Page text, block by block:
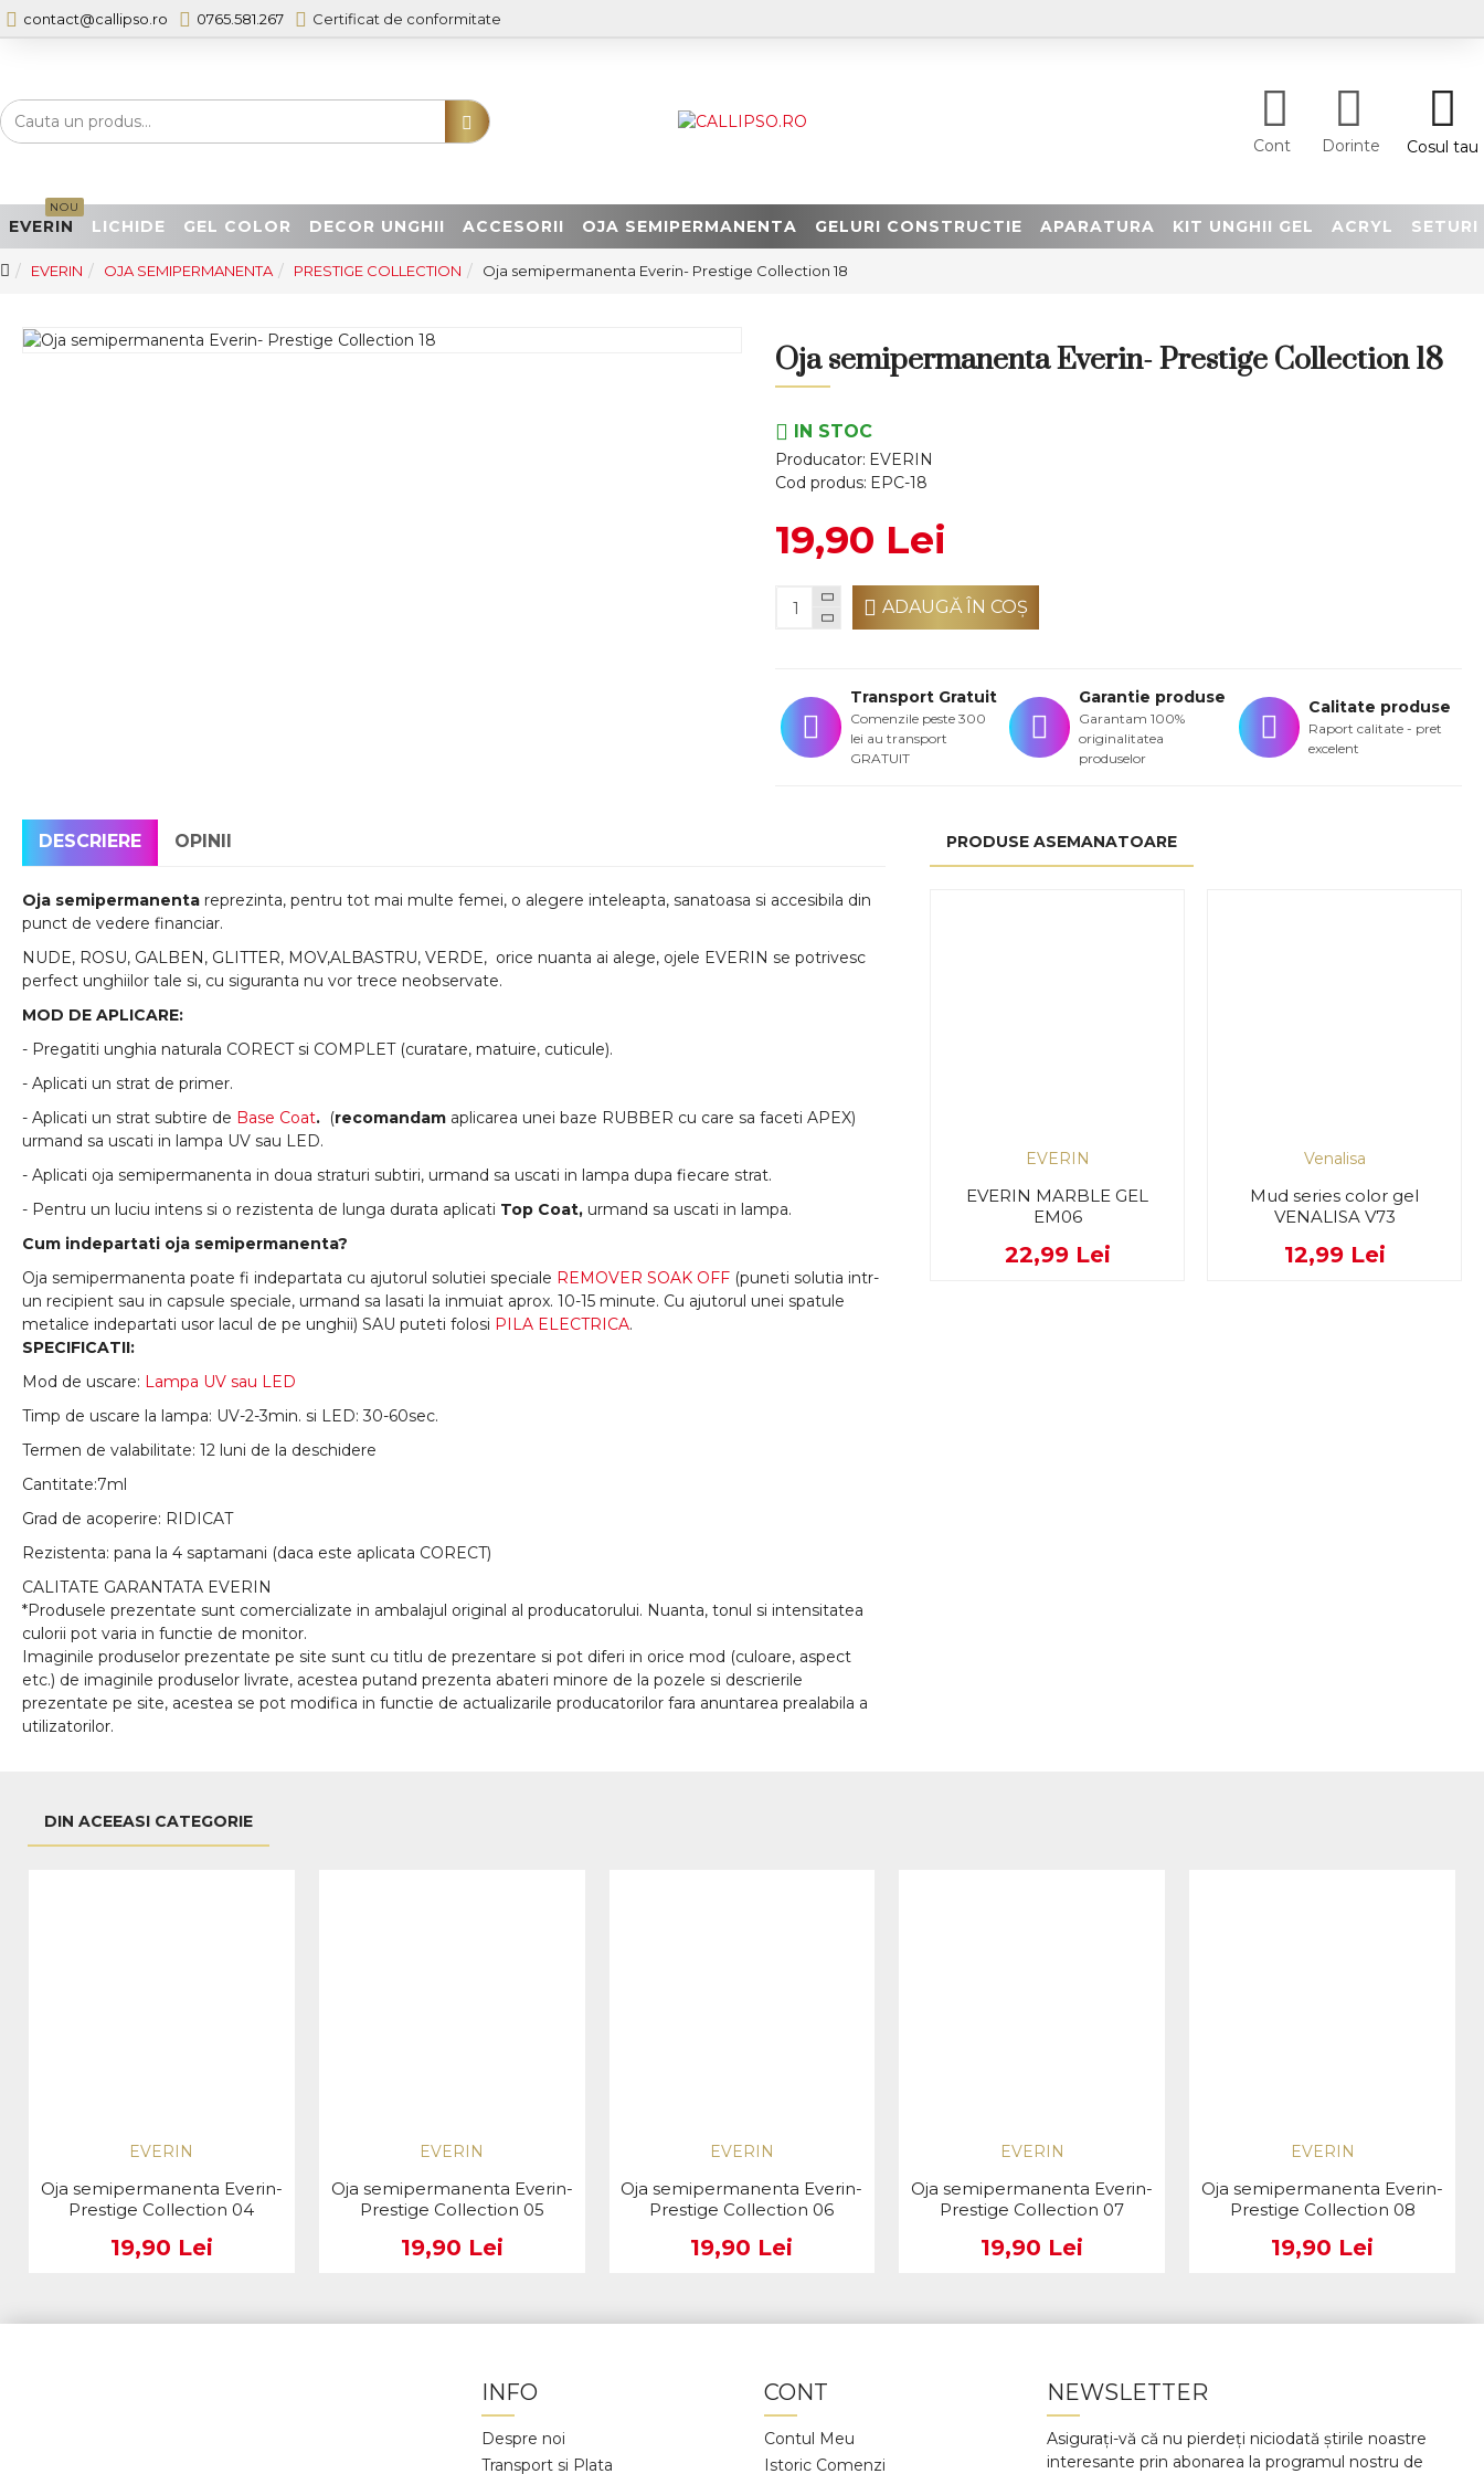
contact@callipso.ro 0765.581.267 Certificat de conformitate
Cont Dorinte Cosul tau
EVERIN
NOU
LICHIDE GEL COLOR DECOR UNGHII ACCESORII OJA SEMIPERMANENTA GELURI CONSTRUCTIE APARATURA KIT UNGHII GEL ACRYL SETURI
EVERIN OJA SEMIPERMANENTA PRESTIGE COLLECTION Oja semipermanenta Everin- Prestige Collection 18
Oja semipermanenta Everin- Prestige Collection 18
IN STOC
Producator: EVERIN
Cod produs: EPC-18
19,90 Lei
ADAUGĂ ÎN COŞ
Transport Gratuit
Comenzile peste 300
lei au transport
GRATUIT
Garantie produse
Garantam 100%
originalitatea
produselor
Calitate produse
Raport calitate - pret
excelent
DESCRIERE OPINII
Oja semipermanenta reprezinta, pentru tot mai multe femei, o alegere inteleapta, sanatoasa si accesibila din
punct de vedere financiar.
NUDE, ROSU, GALBEN, GLITTER, MOV,ALBASTRU, VERDE, orice nuanta ai alege, ojele EVERIN se potrivesc
perfect unghiilor tale si, cu siguranta nu vor trece neobservate.
MOD DE APLICARE:
- Pregatiti unghia naturala CORECT si COMPLET (curatare, matuire, cuticule).
- Aplicati un strat de primer.
- Aplicati un strat subtire de Base Coat. (recomandam aplicarea unei baze RUBBER cu care sa faceti APEX)
urmand sa uscati in lampa UV sau LED.
- Aplicati oja semipermanenta in doua straturi subtiri, urmand sa uscati in lampa dupa fiecare strat.
- Pentru un luciu intens si o rezistenta de lunga durata aplicati Top Coat, urmand sa uscati in lampa.
Cum indepartati oja semipermanenta?
Oja semipermanenta poate fi indepartata cu ajutorul solutiei speciale REMOVER SOAK OFF (puneti solutia intr-
un recipient sau in capsule speciale, urmand sa lasati la inmuiat aprox. 10-15 minute. Cu ajutorul unei spatule
metalice indepartati usor lacul de pe unghii) SAU puteti folosi PILA ELECTRICA.
SPECIFICATII:
Mod de uscare: Lampa UV sau LED
Timp de uscare la lampa: UV-2-3min. si LED: 30-60sec.
Termen de valabilitate: 12 luni de la deschidere
Cantitate:7ml
Grad de acoperire: RIDICAT
Rezistenta: pana la 4 saptamani (daca este aplicata CORECT)
CALITATE GARANTATA EVERIN
*Produsele prezentate sunt comercializate in ambalajul original al producatorului. Nuanta, tonul si intensitatea
culorii pot varia in functie de monitor.
Imaginile produselor prezentate pe site sunt cu titlu de prezentare si pot diferi in orice mod (culoare, aspect
etc.) de imaginile produselor livrate, acestea putand prezenta abateri minore de la pozele si descrierile
prezentate pe site, acestea se pot modifica in functie de actualizarile producatorilor fara anuntarea prealabila a
utilizatorilor.
PRODUSE ASEMANATOARE
EVERIN
EVERIN MARBLE GEL
EM06
22,99 Lei
Venalisa
Mud series color gel
VENALISA V73
12,99 Lei
DIN ACEEASI CATEGORIE
EVERIN
Oja semipermanenta Everin-
Prestige Collection 04
19,90 Lei
EVERIN
Oja semipermanenta Everin-
Prestige Collection 05
19,90 Lei
EVERIN
Oja semipermanenta Everin-
Prestige Collection 06
19,90 Lei
EVERIN
Oja semipermanenta Everin-
Prestige Collection 07
19,90 Lei
EVERIN
Oja semipermanenta Everin-
Prestige Collection 08
19,90 Lei
INFO
Despre noi
Transport si Plata
CONT
Contul Meu
Istoric Comenzi
NEWSLETTER
Asigurați-vă că nu pierdeți niciodată știrile noastre
interesante prin abonarea la programul nostru de